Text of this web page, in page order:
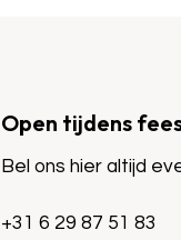
Open tijdens
Bel ons hier altijd
+31 6 29 87 51 83